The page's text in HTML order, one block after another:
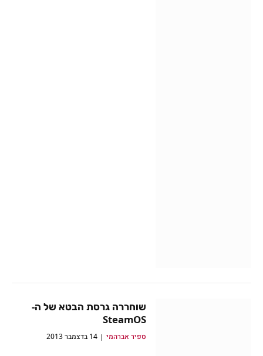
שוחררה גרסת הבטא של ה-
SteamOS
ספיר אברהמי 14 בדצמבר 2013